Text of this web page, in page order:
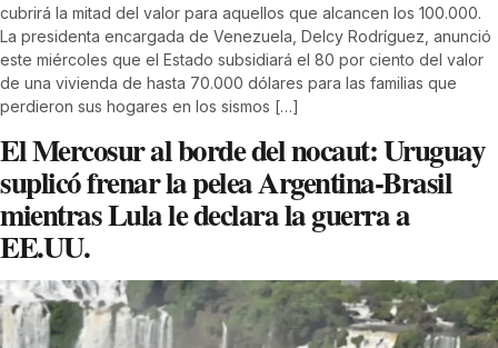
cubrirá la mitad del valor para aquellos que alcancen los 100.000.
La presidenta encargada de Venezuela, Delcy Rodríguez, anunció
este miércoles que el Estado subsidiará el 80 por ciento del valor
de una vivienda de hasta 70.000 dólares para las familias que
perdieron sus hogares en los sismos […]
El Mercosur al borde del nocaut: Uruguay
suplicó frenar la pelea Argentina-Brasil
mientras Lula le declara la guerra a
EE.UU.